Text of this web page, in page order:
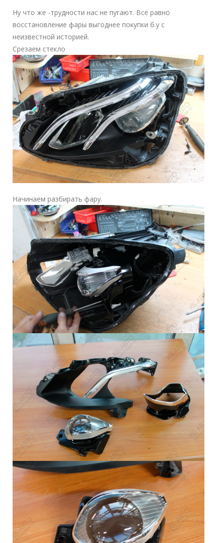
Ну что же -трудности нас не пугают. Всё равно
восстановление фары выгоднее покупки б.у с
неизвестной историей.
Срезаем стекло
Начинаем разбирать фару.